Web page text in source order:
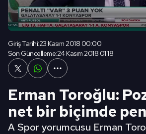
Giriş Tarihi:23 Kasım 2018 00:00
Son Güncelleme:24 Kasım 2018 01:18
Erman Toroğlu:
net bir biçimde
A Spor yorumcusu Erman